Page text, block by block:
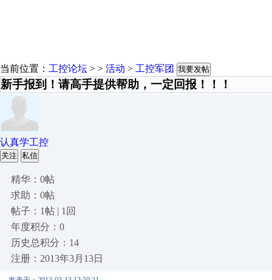
当前位置： 工控论坛 > > 活动 > 工控军团 我要发帖
新手报到！请高手提供帮助，一定回报！！！
认真学工控
关注 私信
精华：0帖
求助：0帖
帖子：1帖 | 1回
年度积分：0
历史总积分：14
注册：2013年3月13日